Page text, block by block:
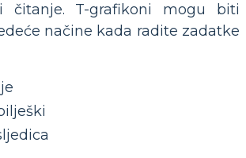
čitanje. T-grafikoni mogu biti
načine kada radite zadatke